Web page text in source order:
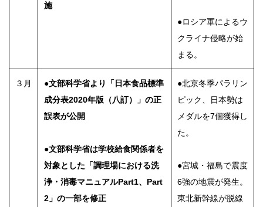
施
●ロシア軍によるウ
クライナ侵略が始
まる。
３月
●文部科学省より「日本食品標準
成分表2020年版（八訂）」の正
誤表が公開
●文部科学省は学校給食関係者を
対象とした「調理場における洗
浄・消毒マニュアルPart1、Part
2」の一部を修正
●北京冬季パラリン
ピック、日本勢は
メダルを7個獲得し
た。
●宮城・福島で震度
6強の地震が発生。
東北新幹線が脱線